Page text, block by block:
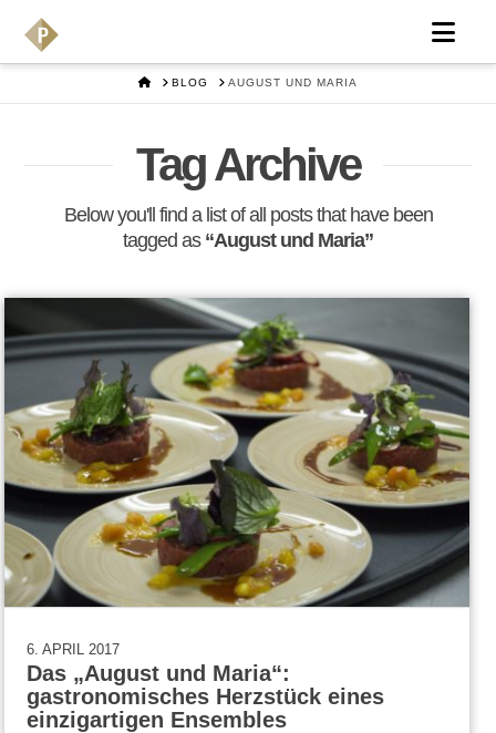
HOMEBLOG AUGUST UND MARIA
Tag Archive
Below you'll find a list of all posts that have been
tagged as “August und Maria”
6. APRIL 2017
Das „August und Maria“:
gastronomisches Herzstück eines
einzigartigen Ensembles